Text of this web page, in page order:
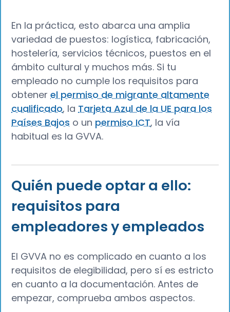
En la práctica, esto abarca una amplia
variedad de puestos: logística, fabricación,
hostelería, servicios técnicos, puestos en el
ámbito cultural y muchos más. Si tu
empleado no cumple los requisitos para
obtenerel permiso de migrante altamente
cualificado, laTarjeta Azul de la UE para los
Países Bajos o un permiso ICT, la vía
habitual es la GVVA.
Quién puede optar a ello:
requisitos para
empleadores y empleados
El GVVA no es complicado en cuanto a los
requisitos de elegibilidad, pero sí es estricto
en cuanto a la documentación. Antes de
empezar, comprueba ambos aspectos.